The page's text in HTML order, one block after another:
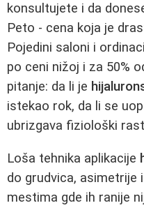
konsultujete i da
Peto - cena koja je
Pojedini saloni i
po ceni nižoj i za 50%
pitanje: da li je
istekao rok, da li se
ubrizgava fiziološki
Loša tehnika aplikacije
do grudvica, asimetrije
mestima gde ih ranije